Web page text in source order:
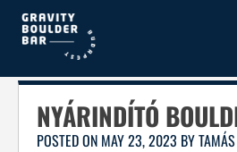
Skip
NYÁRINDÍTÓ
POSTED ON MAY 23, 2023 BY